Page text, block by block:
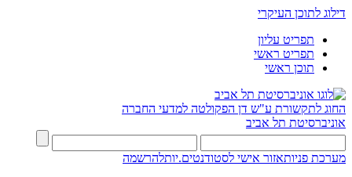
דילוג לתוכן העיקרי
תפריט עליון
תפריט ראשי
תוכן ראשי
החוג לתקשורת ע"ש דן הפקולטה למדעי החברה
אוניברסיטת תל אביב
מערכת פניותאזור אישי לסטודנטים.יותלהרשמה